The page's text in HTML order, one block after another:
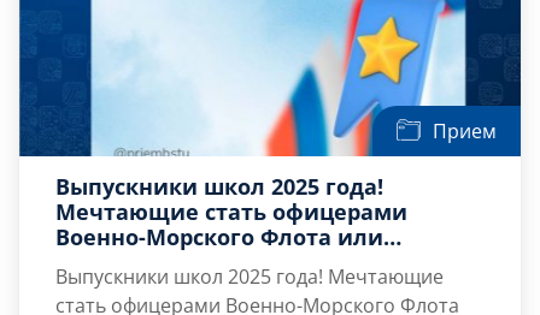
Прием
Выпускники школ 2025 года!
Мечтающие стать офицерами
Военно-Морского Флота или
офицерами управления военных
представительств Министерства
Выпускники школ 2025 года! Мечтающие
стать офицерами Военно-Морского Флота